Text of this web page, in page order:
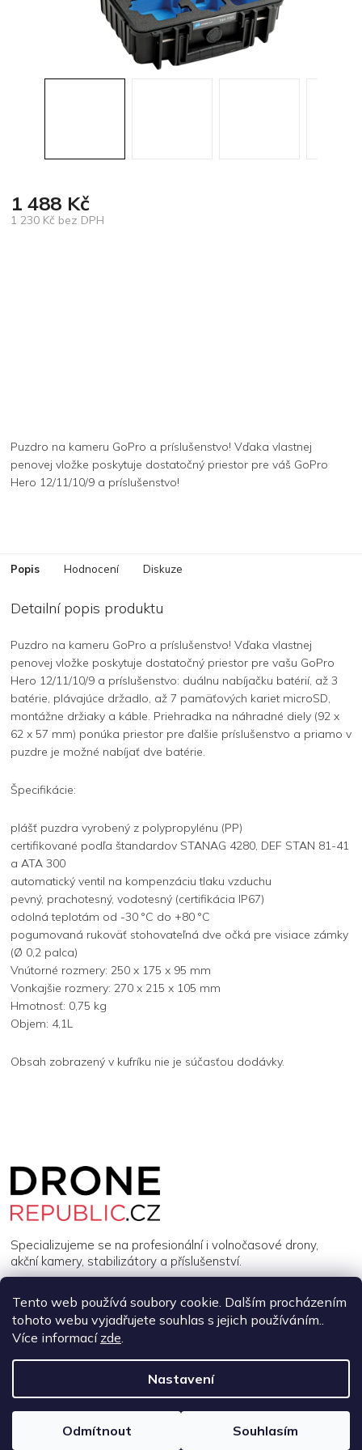
Tento web používá soubory cookie. Dalším procházením
tohoto webu vyjadřujete souhlas s jejich používáním..
Více informací zde.
Nastavení
Odmítnout Souhlasím
1 488 Kč
1 230 Kč bez DPH
Puzdro na kameru GoPro a príslušenstvo! Vďaka vlastnej
penovej vložke poskytuje dostatočný priestor pre váš GoPro
Hero 12/11/10/9 a príslušenstvo!
Popis Hodnocení Diskuze
Detailní popis produktu
Puzdro na kameru GoPro a príslušenstvo! Vďaka vlastnej
penovej vložke poskytuje dostatočný priestor pre vašu GoPro
Hero 12/11/10/9 a príslušenstvo: duálnu nabíjačku batérií, až 3
batérie, plávajúce držadlo, až 7 pamäťových kariet microSD,
montážne držiaky a káble. Priehradka na náhradné diely (92 x
62 x 57 mm) ponúka priestor pre ďalšie príslušenstvo a priamo v
puzdre je možné nabíjať dve batérie.
Špecifikácie:
plášť puzdra vyrobený z polypropylénu (PP)
certifikované podľa štandardov STANAG 4280, DEF STAN 81-41
a ATA 300
automatický ventil na kompenzáciu tlaku vzduchu
pevný, prachotesný, vodotesný (certifikácia IP67)
odolná teplotám od -30 °C do +80 °C
pogumovaná rukoväť stohovateľná dve očká pre visiace zámky
(Ø 0,2 palca)
Vnútorné rozmery: 250 x 175 x 95 mm
Vonkajšie rozmery: 270 x 215 x 105 mm
Hmotnosť: 0,75 kg
Objem: 4,1L
Obsah zobrazený v kufríku nie je súčasťou dodávky.
Specializujeme se na profesionální i volnočasové drony,
akční kamery, stabilizátory a příslušenství.
INFORMACE
Vytvořil Shoptet
Copyright 2026DroneRepublic.cz. Všechna práva vyhrazena.
Upravit nastavení cookies